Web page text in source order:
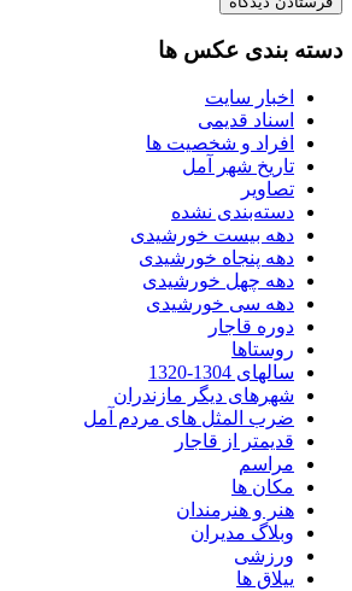
دسته بندی عکس ها
اخبار سایت
اسناد قدیمی
افراد و شخصیت ها
تاریخ شهر آمل
تصاویر
دسته‌بندی نشده
دهه بیست خورشیدی
دهه پنجاه خورشیدی
دهه چهل خورشیدی
دهه سی خورشیدی
دوره قاجار
روستاها
سالهای 1304-1320
شهرهای دیگر مازندران
ضرب المثل های مردم آمل
قدیمتر از قاجار
مراسم
مکان ها
هنر و هنرمندان
وبلاگ مدیران
ورزشی
ییلاق ها